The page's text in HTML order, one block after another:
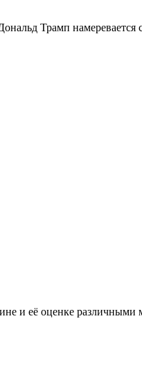
Трамп
и её оценке